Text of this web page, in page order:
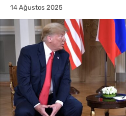
14 Ağustos 2025